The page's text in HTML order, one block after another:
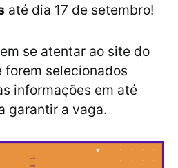
até dia 17 de setembro!
se atentar ao site do
forem selecionados
informações em até
garantir a vaga.